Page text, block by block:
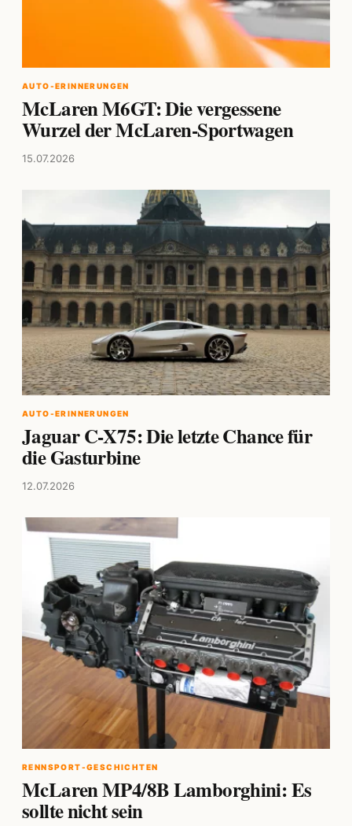
AUTO-ERINNERUNGEN
McLaren M6GT: Die vergessene
Wurzel der McLaren-Sportwagen
15.07.2026
AUTO-ERINNERUNGEN
Jaguar C-X75: Die letzte Chance für
die Gasturbine
12.07.2026
RENNSPORT-GESCHICHTEN
McLaren MP4/8B Lamborghini: Es
sollte nicht sein